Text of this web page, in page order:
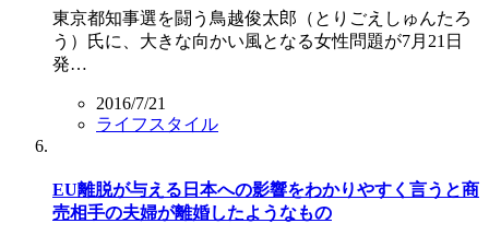
東京都知事選を闘う鳥越俊太郎（とりごえしゅんたろ
う）氏に、大きな向かい風となる女性問題が7月21日
発…
2016/7/21
ライフスタイル
EU離脱が与える日本への影響をわかりやすく言うと商
売相手の夫婦が離婚したようなもの